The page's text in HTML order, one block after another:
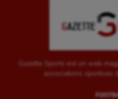
Gazette Sports est un web
associations sportives